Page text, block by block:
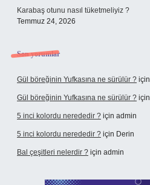
Karabaş otunu nasıl tüketmeliyiz ?
Temmuz 24, 2026
Son yorumlar
Gül böreğinin Yufkasına ne sürülür ? için
Gül böreğinin Yufkasına ne sürülür ? için
5 inci kolordu nerededir ? için admin
5 inci kolordu nerededir ? için Derin
Bal çeşitleri nelerdir ? için admin